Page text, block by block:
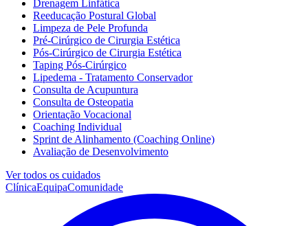
Drenagem Linfática
Reeducação Postural Global
Limpeza de Pele Profunda
Pré-Cirúrgico de Cirurgia Estética
Pós-Cirúrgico de Cirurgia Estética
Taping Pós-Cirúrgico
Lipedema - Tratamento Conservador
Consulta de Acupuntura
Consulta de Osteopatia
Orientação Vocacional
Coaching Individual
Sprint de Alinhamento (Coaching Online)
Avaliação de Desenvolvimento
Ver todos os cuidados
ClínicaEquipaComunidade